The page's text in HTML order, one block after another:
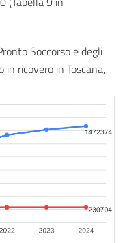
Soccorso e degli
in ricovero in Toscana,